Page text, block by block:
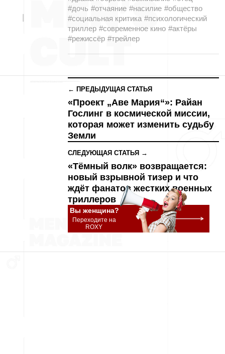
#дочь #отчаяние #насилие #общество
#социальная критика #психологический
триллер #современное кино #актёры
#режиссёр #трейлер
← ПРЕДЫДУЩАЯ СТАТЬЯ
«Проект „Аве Мария“»: Райан
Гослинг в космической миссии,
которая может изменить судьбу
Земли
СЛЕДУЮЩАЯ СТАТЬЯ →
«Тёмный волк» возвращается:
новый взрывной тизер и что
ждёт фанатов жестких военных
триллеров
Вы женщина?
Переходите на
ROXY